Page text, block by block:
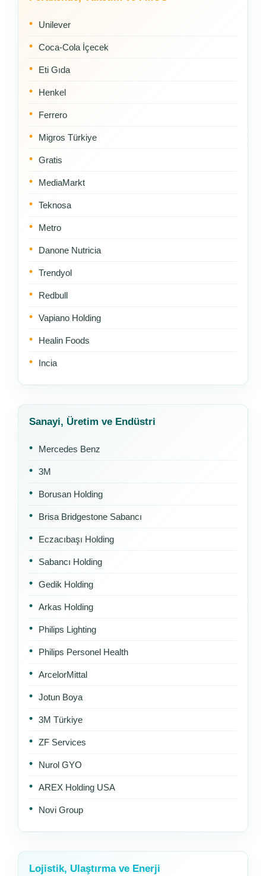
Unilever
Coca-Cola İçecek
Eti Gıda
Henkel
Ferrero
Migros Türkiye
Gratis
MediaMarkt
Teknosa
Metro
Danone Nutricia
Trendyol
Redbull
Vapiano Holding
Healin Foods
Incia
Sanayi, Üretim ve Endüstri
Mercedes Benz
3M
Borusan Holding
Brisa Bridgestone Sabancı
Eczacıbaşı Holding
Sabancı Holding
Gedik Holding
Arkas Holding
Philips Lighting
Philips Personel Health
ArcelorMittal
Jotun Boya
3M Türkiye
ZF Services
Nurol GYO
AREX Holding USA
Novi Group
Lojistik, Ulaştırma ve Enerji